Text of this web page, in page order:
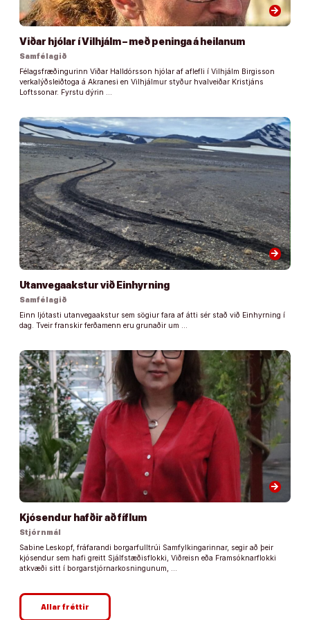
arrow_forward
Viðar hjólar í Vilhjálm – með peninga á heilanum
Samfélagið
Félagsfræðingurinn Viðar Halldórsson hjólar af aflefli í Vilhjálm Birgisson
verkalýðsleiðtoga á Akranesi en Vilhjálmur styður hvalveiðar Kristjáns
Loftssonar. Fyrstu dýrin …
arrow_forward
Utanvegaakstur við Einhyrning
Samfélagið
Einn ljótasti utanvegaakstur sem sögiur fara af átti sér stað við Einhyrning í
dag. Tveir franskir ferðamenn eru grunaðir um …
arrow_forward
Kjósendur hafðir að fíflum
Stjórnmál
Sabine Leskopf, fráfarandi borgarfulltrúi Samfylkingarinnar, segir að þeir
kjósendur sem hafi greitt Sjálfstæðisflokki, Viðreisn eða Framsóknarflokki
atkvæði sitt í borgarstjórnarkosningunum, …
Allar fréttir